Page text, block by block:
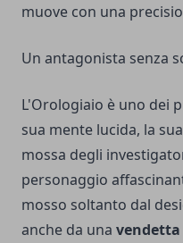
muove con una
Un antagonista senza
L'Orologiaio è uno dei
sua mente lucida, la
mossa degli
personaggio
mosso soltanto dal
anche da una